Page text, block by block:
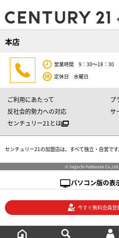
本店
営業時間 9：30～18：30
定休日 水曜日
ご利用にあたって
プ
反社会的勢力への対応
サ
センチュリー21とは
センチュリー21の加盟店は、すべて独立・自営です
© Saguchi Fudousan Co.,Ltd.
パソコン版の表
今すぐ無料会員登